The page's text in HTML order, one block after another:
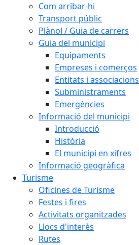
Com arribar-hi
Transport públic
Plànol / Guia de carrers
Guia del municipi
Equipaments
Empreses i comerços
Entitats i associacions
Subministraments
Emergències
Informació del municipi
Introducció
Història
El municipi en xifres
Informació geogràfica
Turisme
Oficines de Turisme
Festes i fires
Activitats organitzades
Llocs d'interès
Rutes